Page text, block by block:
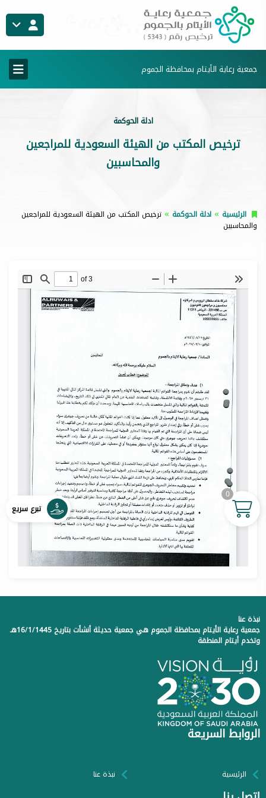
جمعية رعاية الأيتام بمحافظة الجموم
ادلة الحوكمة
ترخيص المكتب من الهيئة السعودية للمراجعين
والمحاسبين
الرئيسية ادلة الحوكمة
ترخيص المكتب من الهيئة السعودية للمراجعين
والمحاسبين
نبذة عنا
جمعية رعاية الأيتام بمحافظة الجموم هي جمعية حديثة أنشأت بتاريخ 16/1/1445هـ
وتخدم أيتام المنطقة
الروابط السريعة
الرئيسية نبذة عنا
تبرع سريع
0